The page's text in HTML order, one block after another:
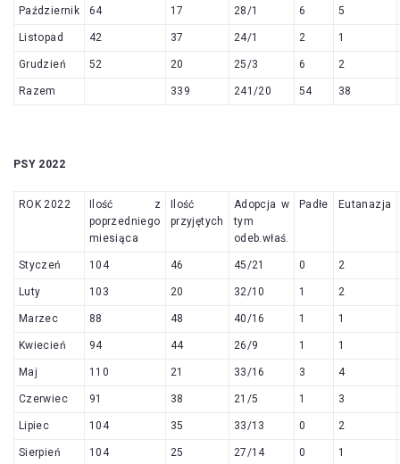
Październik 64 17 28/1 6 5
Listopad 42 37 24/1 2 1
Grudzień 52 20 25/3 6 2
Razem 339 241/20 54 38
PSY 2022
ROK 2022
Ilość z
poprzedniego
miesiąca
Ilość
przyjętych
Adopcja w
tym
odeb.właś.
Padłe Eutanazja
Styczeń 104 46 45/21 0 2
Luty 103 20 32/10 1 2
Marzec 88 48 40/16 1 1
Kwiecień 94 44 26/9 1 1
Maj 110 21 33/16 3 4
Czerwiec 91 38 21/5 1 3
Lipiec 104 35 33/13 0 2
Sierpień 104 25 27/14 0 1